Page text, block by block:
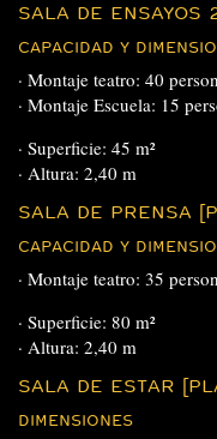
SALA DE ENSAYOS
CAPACIDAD Y
· Montaje teatro: 40
· Montaje Escuela: 15
· Superficie: 45 m²
· Altura: 2,40 m
SALA DE PRENSA
CAPACIDAD Y
· Montaje teatro: 35
· Superficie: 80 m²
· Altura: 2,40 m
SALA DE ESTAR
DIMENSIONES